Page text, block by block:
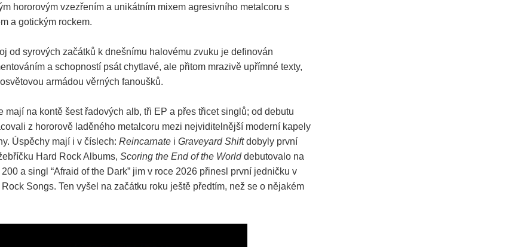
hororovým vzezřením a unikátním mixem agresivního metalcoru s
a gotickým rockem.
od syrových začátků k dnešnímu halovému zvuku je definován
a schopností psát chytlavé, ale přitom mrazivě upřímné texty,
armádou věrných fanoušků.
mají na kontě šest řadových alb, tři EP a přes třicet singlů; od debutu
z hororově laděného metalcoru mezi nejviditelnější moderní kapely
Úspěchy mají i v číslech: Reincarnate i Graveyard Shiftdobyly první
Hard Rock Albums, Scoring the End of the Worlddebutovalo na
a singl “Afraid of the Dark” jim v roce 2026 přinesl první jedničku v
Songs. Ten vyšel na začátku roku ještě předtím, než se o nějakém